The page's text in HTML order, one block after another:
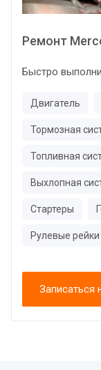
Ремонт
Быстро
Двигатель
Тормозная
Топливная
Выхлопная
Стартеры
Рулевые рейки
Записаться